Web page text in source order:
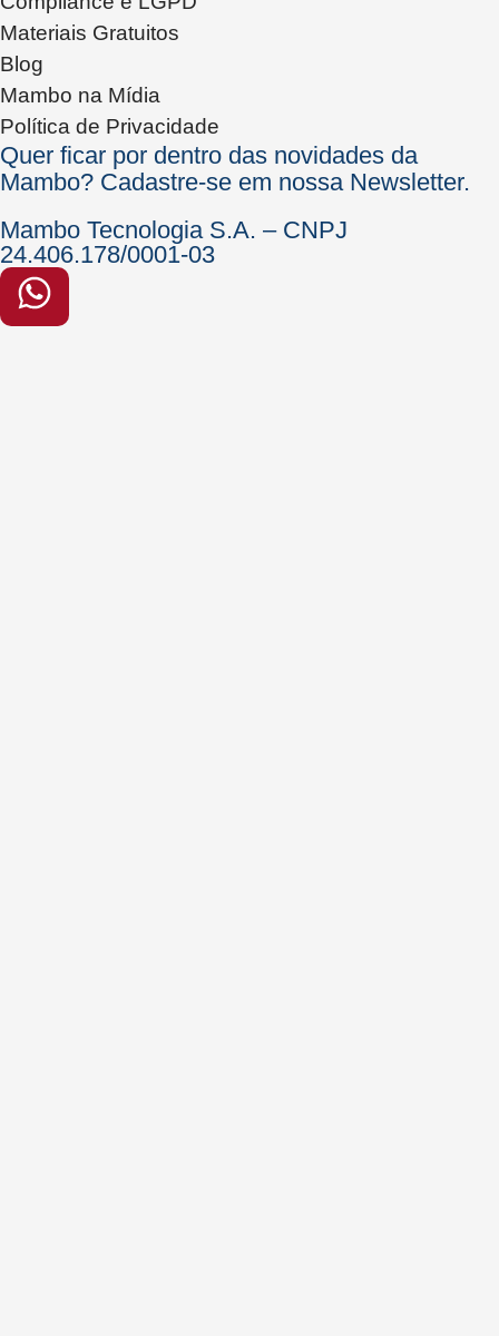
Materiais Gratuitos
Blog
Mambo na Mídia
Política de Privacidade
Quer ficar por dentro das novidades da
Mambo? Cadastre-se em nossa Newsletter.
Mambo Tecnologia S.A. – CNPJ
24.406.178/0001-03